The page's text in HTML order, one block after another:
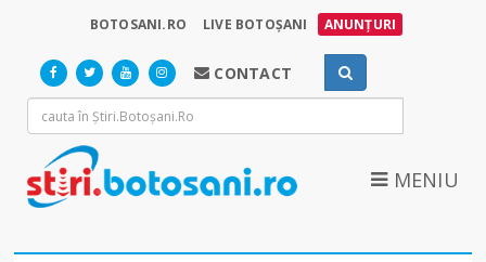
BOTOSANI.RO LIVE BOTOȘANI ANUNȚURI
CONTACT
MENIU